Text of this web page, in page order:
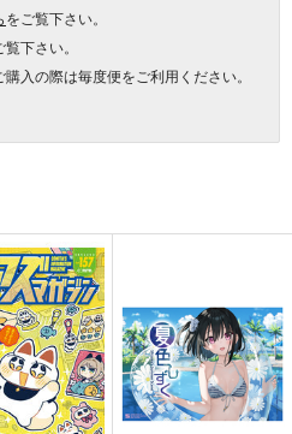
をご覧下さい。
覧下さい。
入の際は毎度便をご利用ください。